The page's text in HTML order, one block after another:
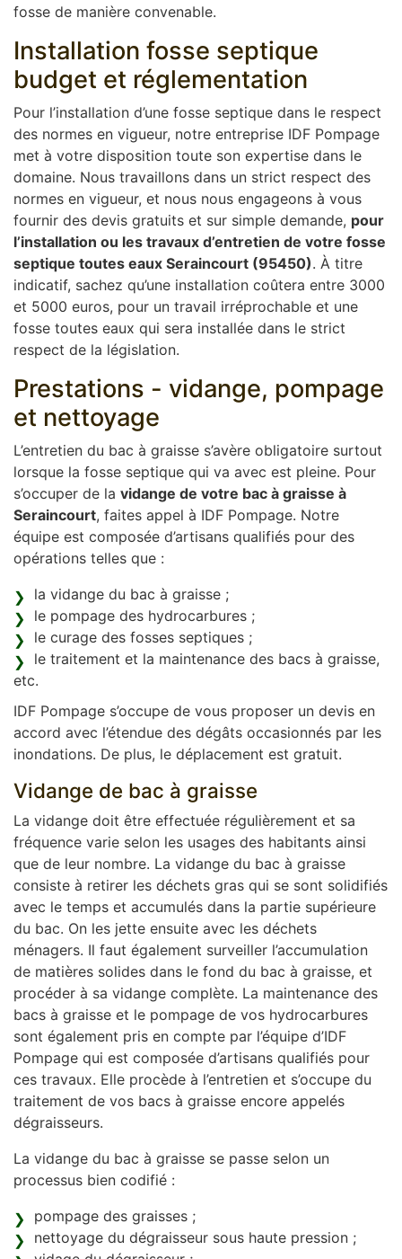
fosse de manière convenable.
Installation fosse septique
budget et réglementation
Pour l’installation d’une fosse septique dans le respect
des normes en vigueur, notre entreprise IDF Pompage
met à votre disposition toute son expertise dans le
domaine. Nous travaillons dans un strict respect des
normes en vigueur, et nous nous engageons à vous
fournir des devis gratuits et sur simple demande, pour
l’installation ou les travaux d’entretien de votre fosse
septique toutes eaux Seraincourt (95450). À titre
indicatif, sachez qu’une installation coûtera entre 3000
et 5000 euros, pour un travail irréprochable et une
fosse toutes eaux qui sera installée dans le strict
respect de la législation.
Prestations - vidange, pompage
et nettoyage
L’entretien du bac à graisse s’avère obligatoire surtout
lorsque la fosse septique qui va avec est pleine. Pour
s’occuper de la vidange de votre bac à graisse à
Seraincourt, faites appel à IDF Pompage. Notre
équipe est composée d’artisans qualifiés pour des
opérations telles que :
la vidange du bac à graisse ;
le pompage des hydrocarbures ;
le curage des fosses septiques ;
le traitement et la maintenance des bacs à graisse,
etc.
IDF Pompage s’occupe de vous proposer un devis en
accord avec l’étendue des dégâts occasionnés par les
inondations. De plus, le déplacement est gratuit.
Vidange de bac à graisse
La vidange doit être effectuée régulièrement et sa
fréquence varie selon les usages des habitants ainsi
que de leur nombre. La vidange du bac à graisse
consiste à retirer les déchets gras qui se sont solidifiés
avec le temps et accumulés dans la partie supérieure
du bac. On les jette ensuite avec les déchets
ménagers. Il faut également surveiller l’accumulation
de matières solides dans le fond du bac à graisse, et
procéder à sa vidange complète. La maintenance des
bacs à graisse et le pompage de vos hydrocarbures
sont également pris en compte par l’équipe d’IDF
Pompage qui est composée d’artisans qualifiés pour
ces travaux. Elle procède à l’entretien et s’occupe du
traitement de vos bacs à graisse encore appelés
dégraisseurs.
La vidange du bac à graisse se passe selon un
processus bien codifié :
pompage des graisses ;
nettoyage du dégraisseur sous haute pression ;